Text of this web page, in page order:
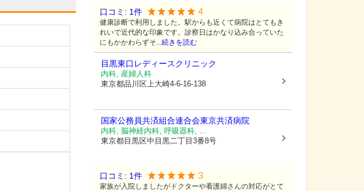
口コミ: 1件 4
健康診断で利用しました。駅からも近くて病院はとてもき
れいで近代的な印象です。診察日はかなり込み合っていた
にもかかわらずそ...続きを読む
目黒東口レディースクリニック
内科, 産婦人科
東京都品川区上大崎4-6-16-138
国家公務員共済組合連合会東京共済病院
内科, 脳神経内科, 呼吸器科, ...
東京都目黒区中目黒二丁目3番8号
口コミ: 1件 3
家族が入院しましたがドクターや看護婦さんの対応がとて